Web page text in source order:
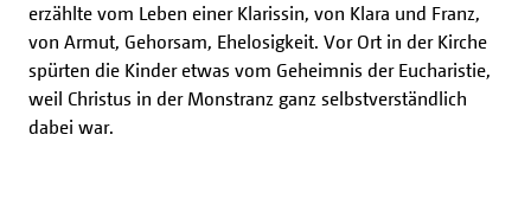
erzählte vom Leben einer Klarissin, von Klara und Franz,
von Armut, Gehorsam, Ehelosigkeit. Vor Ort in der Kirche
spürten die Kinder etwas vom Geheimnis der Eucharistie,
weil Christus in der Monstranz ganz selbstverständlich
dabei war.